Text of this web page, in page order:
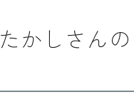
たかしさん